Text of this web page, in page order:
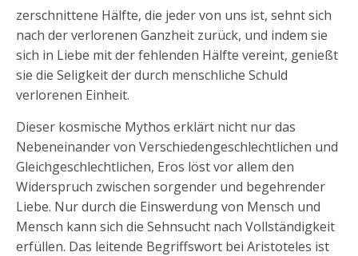
zerschnittene Hälfte, die jeder von uns ist, sehnt sich
nach der verlorenen Ganzheit zurück, und indem sie
sich in Liebe mit der fehlenden Hälfte vereint, genießt
sie die Seligkeit der durch menschliche Schuld
verlorenen Einheit.
Dieser kosmische Mythos erklärt nicht nur das
Nebeneinander von Verschiedengeschlechtlichen und
Gleichgeschlechtlichen, Eros löst vor allem den
Widerspruch zwischen sorgender und begehrender
Liebe. Nur durch die Einswerdung von Mensch und
Mensch kann sich die Sehnsucht nach Vollständigkeit
erfüllen. Das leitende Begriffswort bei Aristoteles ist